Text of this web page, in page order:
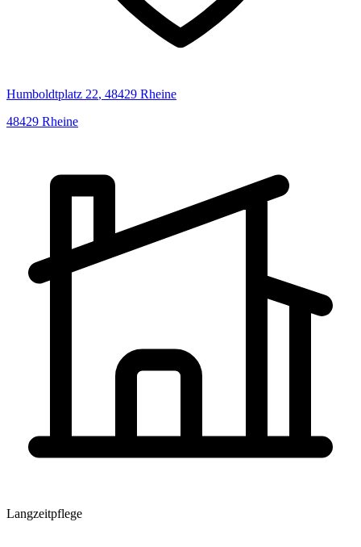
Humboldtplatz 22, 48429 Rheine
48429 Rheine
Langzeitpflege